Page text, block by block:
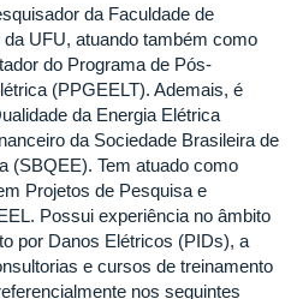
da Faculdade de
UFU, atuando também como
do Programa de Pós-
(PPGEELT). Ademais, é
da Energia Elétrica
da Sociedade Brasileira de
(SBQEE). Tem atuado como
Projetos de Pesquisa e
Possui experiência no âmbito
por Danos Elétricos (PIDs), a
e cursos de treinamento
nos seguintes